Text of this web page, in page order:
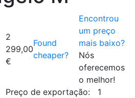
2
299,00
€
Found
cheaper?
Encontrou
um preço
mais baixo?
Nós
oferecemos
o melhor!
Preço de exportação:
1